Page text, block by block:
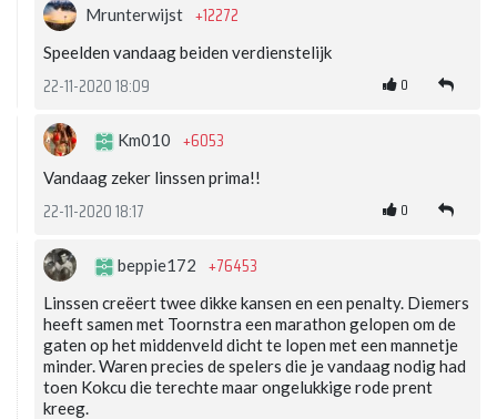
Mrunterwijst +12272
Speelden vandaag beiden verdienstelijk
22-11-2020 18:09 0
Km010 +6053
Vandaag zeker linssen prima!!
22-11-2020 18:17 0
beppie172 +76453
Linssen creëert twee dikke kansen en een penalty. Diemers
heeft samen met Toornstra een marathon gelopen om de
gaten op het middenveld dicht te lopen met een mannetje
minder. Waren precies de spelers die je vandaag nodig had
toen Kokcu die terechte maar ongelukkige rode prent
kreeg.